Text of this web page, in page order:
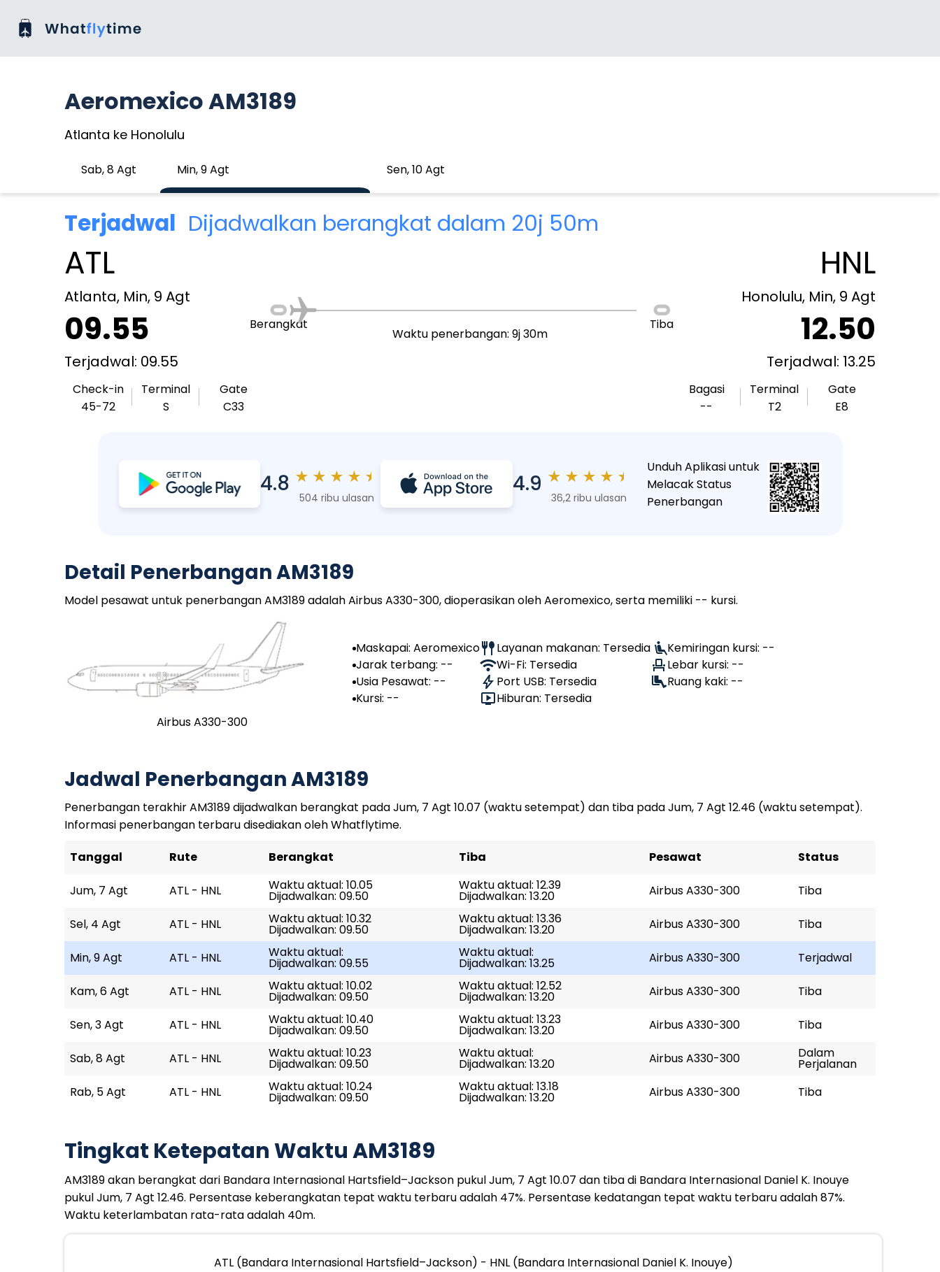
Aeromexico AM3189
Atlanta ke Honolulu
Sab, 8 Agt Min, 9 Agt Sen, 10 Agt
Terjadwal Dijadwalkan berangkat dalam 20j 50m
ATL
Atlanta, Min, 9 Agt
09.55
Terjadwal: 09.55
Check-in
45-72
Terminal
S
Gate
C33
Berangkat
Waktu penerbangan: 9j 30m
Tiba
HNL
Honolulu, Min, 9 Agt
12.50
Terjadwal: 13.25
Bagasi
--
Terminal
T2
Gate
E8
4.8 ★ ★ ★ ★ ★
504 ribu ulasan
4.9 ★ ★ ★ ★ ★
36,2 ribu ulasan
Unduh Aplikasi untuk
Melacak Status
Penerbangan
Detail Penerbangan AM3189
Model pesawat untuk penerbangan AM3189 adalah Airbus A330-300, dioperasikan oleh Aeromexico, serta memiliki -- kursi.
Airbus A330-300
Maskapai: Aeromexico
Jarak terbang: --
Usia Pesawat: --
Kursi: --
Layanan makanan: Tersedia
Wi-Fi: Tersedia
Port USB: Tersedia
Hiburan: Tersedia
Kemiringan kursi: --
Lebar kursi: --
Ruang kaki: --
Jadwal Penerbangan AM3189
Penerbangan terakhir AM3189 dijadwalkan berangkat pada Jum, 7 Agt 10.07 (waktu setempat) dan tiba pada Jum, 7 Agt 12.46 (waktu setempat).
Informasi penerbangan terbaru disediakan oleh Whatflytime.
Tanggal
Rute Berangkat Tiba Pesawat Status
Jum, 7 Agt ATL - HNL Waktu aktual: 10.05
Dijadwalkan: 09.50
Waktu aktual: 12.39
Dijadwalkan: 13.20 Airbus A330-300 Tiba
Sel, 4 Agt ATL - HNL Waktu aktual: 10.32
Dijadwalkan: 09.50
Waktu aktual: 13.36
Dijadwalkan: 13.20 Airbus A330-300 Tiba
Min, 9 Agt ATL - HNL Waktu aktual:
Dijadwalkan: 09.55
Waktu aktual:
Dijadwalkan: 13.25 Airbus A330-300 Terjadwal
Kam, 6 Agt ATL - HNL Waktu aktual: 10.02
Dijadwalkan: 09.50
Waktu aktual: 12.52
Dijadwalkan: 13.20 Airbus A330-300 Tiba
Sen, 3 Agt ATL - HNL Waktu aktual: 10.40
Dijadwalkan: 09.50
Waktu aktual: 13.23
Dijadwalkan: 13.20 Airbus A330-300 Tiba
Sab, 8 Agt ATL - HNL Waktu aktual: 10.23
Dijadwalkan: 09.50
Waktu aktual:
Dijadwalkan: 13.20 Airbus A330-300 Dalam
Perjalanan
Rab, 5 Agt
ATL - HNL Waktu aktual: 10.24
Dijadwalkan: 09.50
Waktu aktual: 13.18
Dijadwalkan: 13.20 Airbus A330-300 Tiba
Tingkat Ketepatan Waktu AM3189
AM3189 akan berangkat dari Bandara Internasional Hartsfield–Jackson pukul Jum, 7 Agt 10.07 dan tiba di Bandara Internasional Daniel K. Inouye
pukul Jum, 7 Agt 12.46. Persentase keberangkatan tepat waktu terbaru adalah 47%. Persentase kedatangan tepat waktu terbaru adalah 87%.
Waktu keterlambatan rata-rata adalah 40m.
ATL (Bandara Internasional Hartsfield–Jackson) - HNL (Bandara Internasional Daniel K. Inouye)